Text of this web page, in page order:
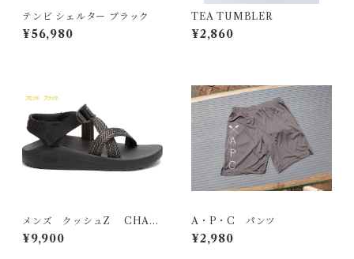
テンビ シェルター ブラック
¥56,980
TEA TUMBLER
¥2,860
メンズ クッシュZ CHAC
O
¥9,900
A・P・C パンツ
¥2,980